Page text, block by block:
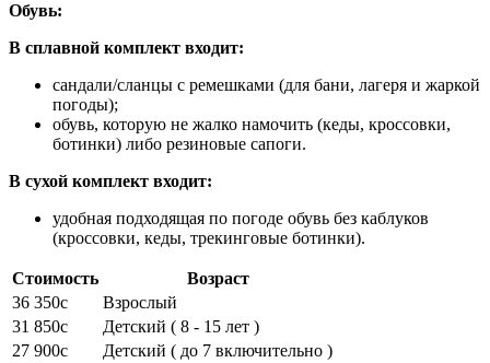
Обувь:
В сплавной комплект входит:
сандали/сланцы с ремешками (для бани, лагеря и жаркой
погоды);
обувь, которую не жалко намочить (кеды, кроссовки,
ботинки) либо резиновые сапоги.
В сухой комплект входит:
удобная подходящая по погоде обувь без каблуков
(кроссовки, кеды, трекинговые ботинки).
Стоимость
Возраст
36 350c
Взрослый
31 850c
Детский ( 8 - 15 лет )
27 900c
Детский ( до 7 включительно )